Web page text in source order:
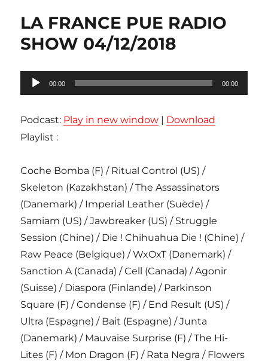
LA FRANCE PUE RADIO
SHOW 04/12/2018
Lecteur
audio
00:00 00:00
Podcast: Play in new window | Download
Playlist :
Coche Bomba (F) / Ritual Control (US) /
Skeleton (Kazakhstan) / The Assassinators
(Danemark) / Imperial Leather (Suède) /
Samiam (US) / Jawbreaker (US) / Struggle
Session (Chine) / Die ! Chihuahua Die ! (Chine) /
Raw Peace (Belgique) / WxOxT (Danemark) /
Sanction A (Canada) / Cell (Canada) / Agonir
(Suisse) / Diaspora (Finlande) / Parkinson
Square (F) / Condense (F) / End Result (US) /
Ultra (Espagne) / Bait (Espagne) / Junta
(Danemark) / Mauvaise Surprise (F) / The Hi-
Lites (F) / Mon Dragon (F) / Rata Negra / Flowers